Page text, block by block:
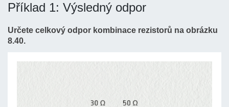
Příklad 1: Výsledný odpor
Určete celkový odpor kombinace rezistorů na obrázku
8.40.